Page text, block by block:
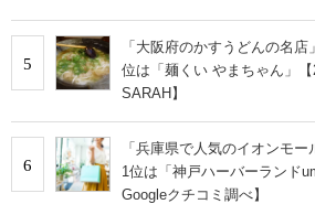
5
「大阪府のかすうどんの名
位は「麺くい やまちゃん」
SARAH】
6
「兵庫県で人気のイオンモ
1位は「神戸ハーバーランド
Googleクチコミ調べ】